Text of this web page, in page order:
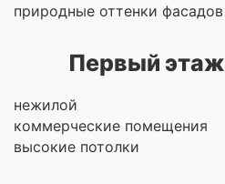
природные оттенки фасадов
Первый этаж
нежилой
коммерческие помещения
высокие потолки